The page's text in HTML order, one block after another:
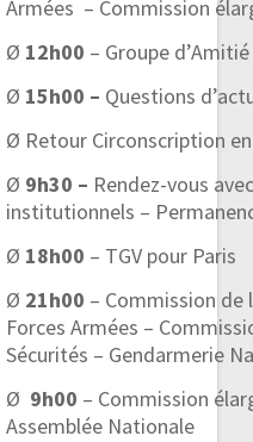
Armées – Commission
Ø 12h00 – Groupe
Ø 15h00 – Questions
Ø Retour Circonscription en
Ø 9h30 – Rendez-vous
institutionnels –
Ø 18h00 – TGV pour Paris
Ø 21h00 – Commission de
Forces Armées –
Sécurités – Gendarmerie
Ø 9h00 – Commission
Assemblée Nationale